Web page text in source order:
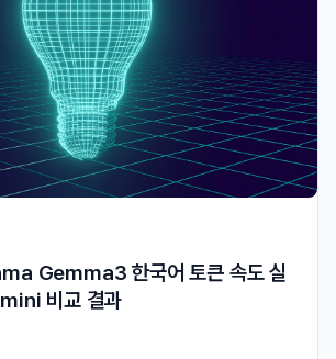
Gemma3 한국어 토큰 속도 실
비교 결과